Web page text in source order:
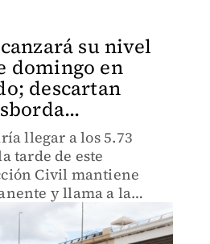
su nivel
domingo en
descartan
llegar a los 5.73
tarde de este
Civil mantiene
y llama a la
ingresar al cauce.